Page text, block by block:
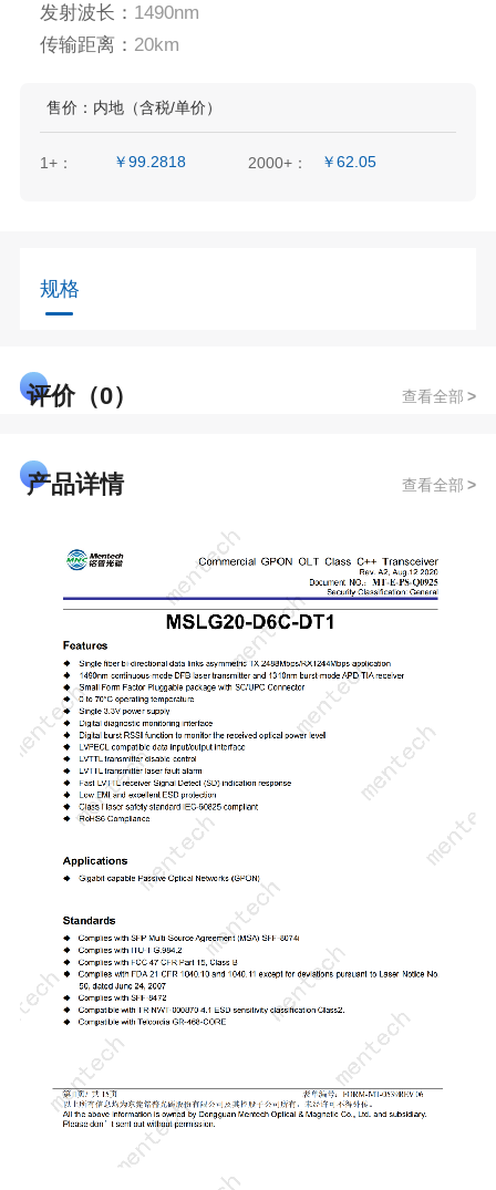
发射波长： 1490nm
传输距离： 20km
售价：内地（含税/单价）
1+： ￥99.2818 2000+： ￥62.05
规格
评价（0） 查看全部
产品详情 查看全部